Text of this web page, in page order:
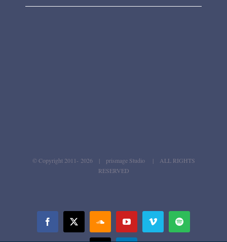
© Copyright 2011- 2026 | prismage Studio | ALL RIGHTS
RESERVED
Facebook
X SoundCloudYouTubeVimeo Spotify